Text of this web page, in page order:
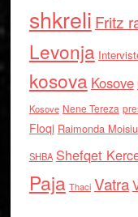
shkreli Fritz
Levonja
kosova Kosove
Kosove Nene Tereza
Floqi Raimonda Moisiu
SHBA Shefqet
Paja Thaci Vatra